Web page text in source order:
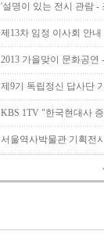
'설명이 있는 전시 관람
제13차 임정 이사회 안내
2013 가을맞이 문화공
제9기 독립정신 답사단
KBS 1TV "한국현대사
서울역사박물관 기획전